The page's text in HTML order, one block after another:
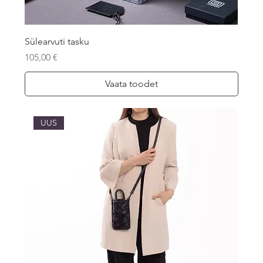
Sülearvuti tasku
Price
105,00 €
Vaata toodet
UUS